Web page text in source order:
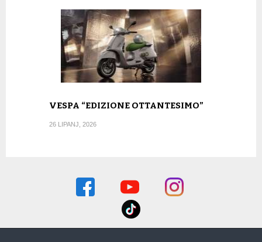
VESPA “EDIZIONE OTTANTESIMO”
26 LIPANJ, 2026